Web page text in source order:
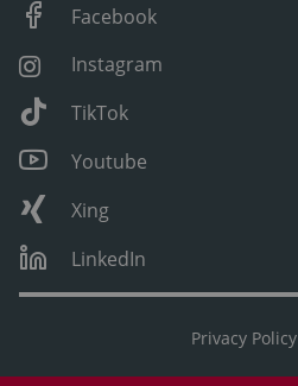
Facebook
Instagram
TikTok
Youtube
Xing
LinkedIn
Privacy Policy